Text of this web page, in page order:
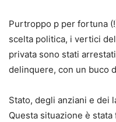
Purtroppo p per fortuna
scelta politica, i vertici
privata sono stati
delinquere, con un buco
Stato, degli anziani e dei
Questa situazione è